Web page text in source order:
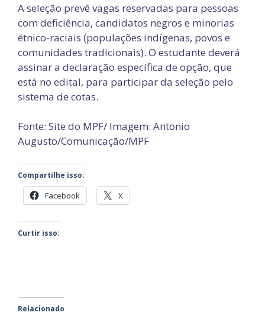
A seleção prevê vagas reservadas para pessoas
com deficiência, candidatos negros e minorias
étnico-raciais (populações indígenas, povos e
comunidades tradicionais). O estudante deverá
assinar a declaração específica de opção, que
está no edital, para participar da seleção pelo
sistema de cotas.
Fonte: Site do MPF/ Imagem: Antonio
Augusto/Comunicação/MPF
Compartilhe isso:
Facebook X
Curtir isso:
Relacionado